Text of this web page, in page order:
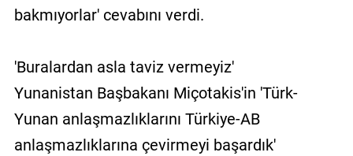
bakmıyorlar' cevabını verdi.
'Buralardan asla taviz vermeyiz'
Yunanistan Başbakanı Miçotakis'in 'Türk-
Yunan anlaşmazlıklarını Türkiye-AB
anlaşmazlıklarına çevirmeyi başardık'